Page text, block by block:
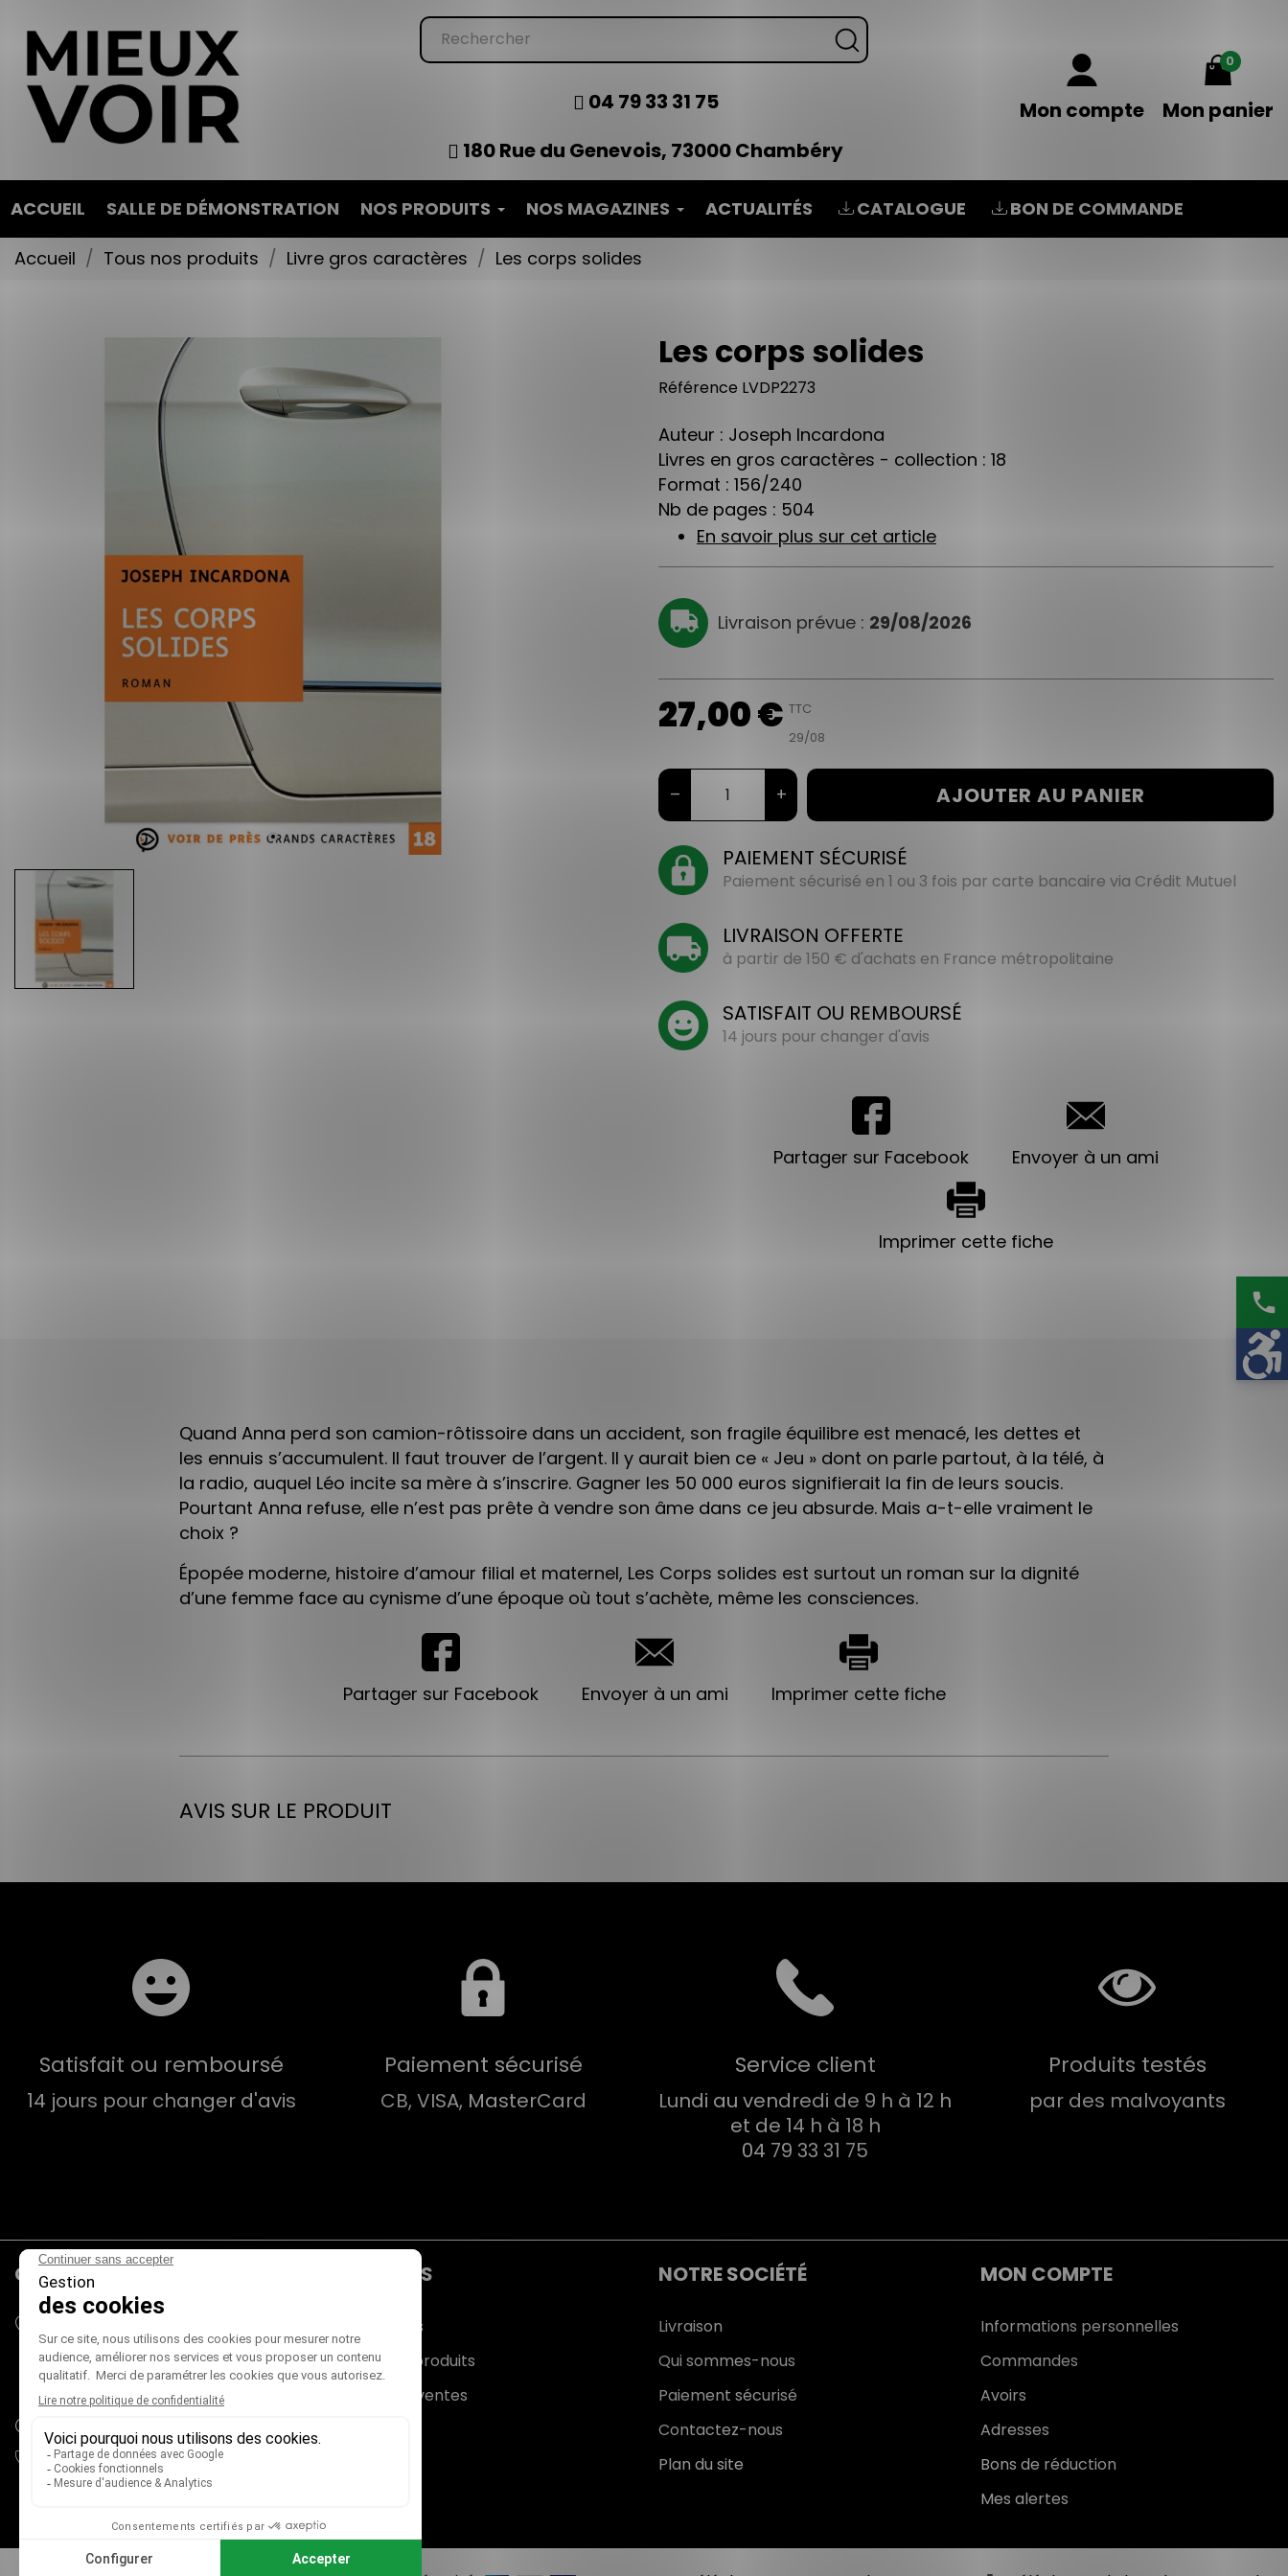
04 79 33 31 75
180 Rue du Genevois, 73000 Chambéry
Mon compte
0
Mon panier
ACCUEIL SALLE DE DÉMONSTRATION NOS PRODUITS NOS MAGAZINES ACTUALITÉS CATALOGUE BON DE COMMANDE
Accueil Tous nos produits Livre gros caractères Les corps solides
Les corps solides
Référence LVDP2273
Auteur : Joseph Incardona
Livres en gros caractères - collection : 18
Format : 156/240
Nb de pages : 504
En savoir plus sur cet article
Livraison prévue : 29/08/2026
27,00 € TTC
29/08
– + AJOUTER AU PANIER
PAIEMENT SÉCURISÉ
Paiement sécurisé en 1 ou 3 fois par carte bancaire via Crédit Mutuel
LIVRAISON OFFERTE
à partir de 150 € d'achats en France métropolitaine
SATISFAIT OU REMBOURSÉ
14 jours pour changer d'avis
Partager sur Facebook Envoyer à un ami
Imprimer cette fiche
Quand Anna perd son camion-rôtissoire dans un accident, son fragile équilibre est menacé, les dettes et
les ennuis s’accumulent. Il faut trouver de l’argent. Il y aurait bien ce « Jeu » dont on parle partout, à la télé, à
la radio, auquel Léo incite sa mère à s’inscrire. Gagner les 50 000 euros signifierait la fin de leurs soucis.
Pourtant Anna refuse, elle n’est pas prête à vendre son âme dans ce jeu absurde. Mais a-t-elle vraiment le
choix ?
Épopée moderne, histoire d’amour filial et maternel, Les Corps solides est surtout un roman sur la dignité
d’une femme face au cynisme d’une époque où tout s’achète, même les consciences.
Partager sur Facebook Envoyer à un ami Imprimer cette fiche
AVIS SUR LE PRODUIT
Satisfait ou remboursé
14 jours pour changer d'avis
Paiement sécurisé
CB, VISA, MasterCard
Service client
Lundi au vendredi de 9 h à 12 h
et de 14 h à 18 h
04 79 33 31 75
Produits testés
par des malvoyants
CONTACTS
180 rue du Genevois
73000 CHAMBÉRY
France métropolitaine (+ Corse)
04 79 33 31 75
PRODUITS
Promotions
Nouveaux produits
Meilleures ventes
NOTRE SOCIÉTÉ
Livraison
Qui sommes-nous
Paiement sécurisé
Contactez-nous
Plan du site
MON COMPTE
Informations personnelles
Commandes
Avoirs
Adresses
Bons de réduction
Mes alertes
phone